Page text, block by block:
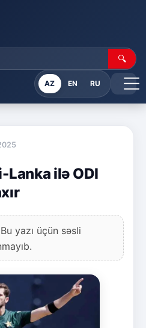
🔍
AZ EN RU
Lanka ilə ODI
Bu yazı üçün səsli